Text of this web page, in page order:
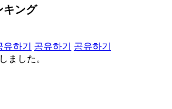
キング
유하기 공유하기
공유하기
ました。